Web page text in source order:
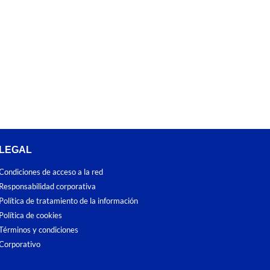
LEGAL
de acceso a la red
Responsabilidad corporativa
Política de tratamiento de la información
Política de cookies
y condiciones